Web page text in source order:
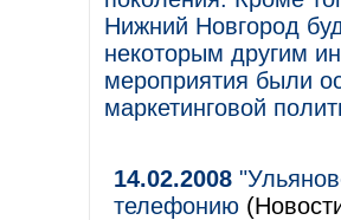
Нижний Новгород
некоторым другим
мероприятия были
маркетинговой
14.02.2008
телефонию